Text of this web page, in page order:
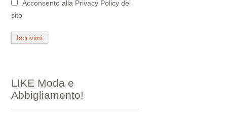
Acconsento alla Privacy Policy del
sito
LIKE Moda e
Abbigliamento!